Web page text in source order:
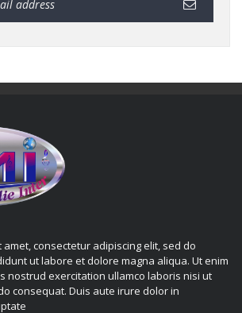
consectetur adipiscing elit, sed do
ut labore et dolore magna aliqua. Ut enim
nostrud exercitation ullamco laboris nisi ut
consequat. Duis aute irure dolor in